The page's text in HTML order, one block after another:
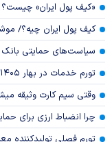
«کیف پول ایران» چیست؟
کیف پول ایران چیه؟/
سیاست‌های حمایتی بانک
تورم خدمات در بهار ۱۴۰۵ چقدر شد؟
وقتی سیم کارت وثیقه
چرا انضباط ارزی برای
تورم فصلی تولیدکننده